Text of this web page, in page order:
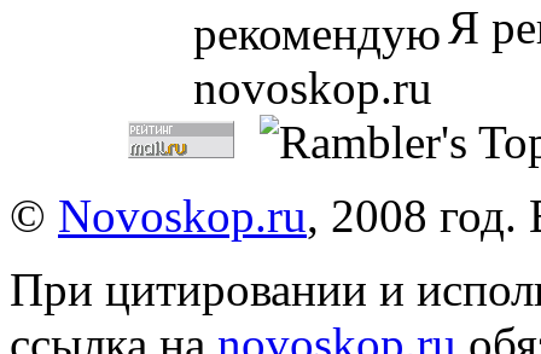
Я
© Novoskop.ru, 2008
При цитировании и